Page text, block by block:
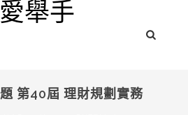
第40屆 理財規劃實務